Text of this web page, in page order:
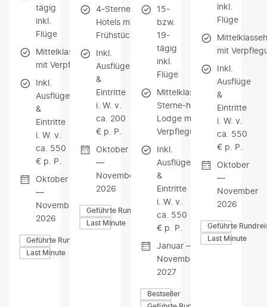
tägig
inkl.
Flüge
Mittelklassehotels
mit Verpflegung
Inkl.
Ausflüge
&
Eintritte
i. W. v.
ca. 550
€ p. P.
Oktober
—
November
2026
Geführte Rundreisen
Last Minute
4-Sterne-
Hotels mit
Frühstück
Inkl.
Ausflüge
&
Eintritte
i. W. v.
ca. 200
€ p. P.​
Oktober
—
November
2026
Geführte Rundreisen
Last Minute
15-
bzw.
19-
tägig
inkl.
Flüge
Mittelklasse/4-
Sterne-hotels,
Lodge mit
Verpflegung
Inkl.
Ausflüge
&
Eintritte
i. W. v.
ca. 550
€ p. P.
Januar —
November
2027
Bestseller
inkl.
Flüge
mit
Inkl.
Ausflüge
&
Eintritte
i. W. v.
ca. 550
€ p. P.
Oktober
—
November
2026
Geführte
Last Minute